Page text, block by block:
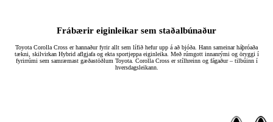
Frábærir eiginleikar sem staðalbúnaður
Toyota Corolla Cross er hannaður fyrir allt sem lífið hefur upp á að bjóða. Hann sameinar háþróaða
tækni, skilvirkan Hybrid aflgjafa og ekta sportjeppa eiginleika. Með rúmgott innanrými og öryggi í
fyrirrúmi sem samræmast gæðastöðlum Toyota. Corolla Cross er stílhreinn og fágaður – tilbúinn í
hversdagsleikann.